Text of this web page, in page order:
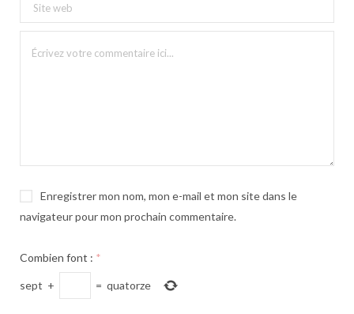
Enregistrer mon nom, mon e-mail et mon site dans le
navigateur pour mon prochain commentaire.
Combien font : *
sept + = quatorze